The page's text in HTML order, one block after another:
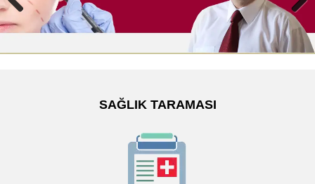
Previous Next
SAĞLIK TARAMASI